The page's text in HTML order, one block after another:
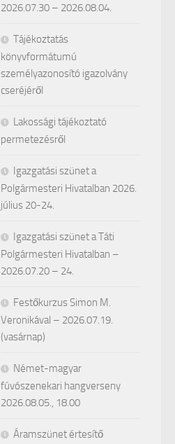
2026.07.30 – 2026.08.04.
Tájékoztatás
könyvformátumú
személyazonosító igazolvány
cseréjéről
Lakossági tájékoztató
permetezésről
Igazgatási szünet a
Polgármesteri Hivatalban 2026.
július 20-24.
Igazgatási szünet a Táti
Polgármesteri Hivatalban –
2026.07.20 – 24.
Festőkurzus Simon M.
Veronikával – 2026.07.19.
(vasárnap)
Német-magyar
fúvószenekari hangverseny
2026.08.05., 18.00
Áramszünet értesítő